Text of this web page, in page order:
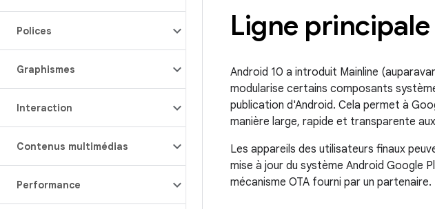
Polices
Graphismes
Interaction
Contenus multimédias
Performance
Ligne principale
Android 10 a introduit Mainline
modularise certains composants
publication d'Android. Cela permet à
manière large, rapide et transparente
Les appareils des utilisateurs finaux
mise à jour du système Android Google
mécanisme OTA fourni par un partenaire.